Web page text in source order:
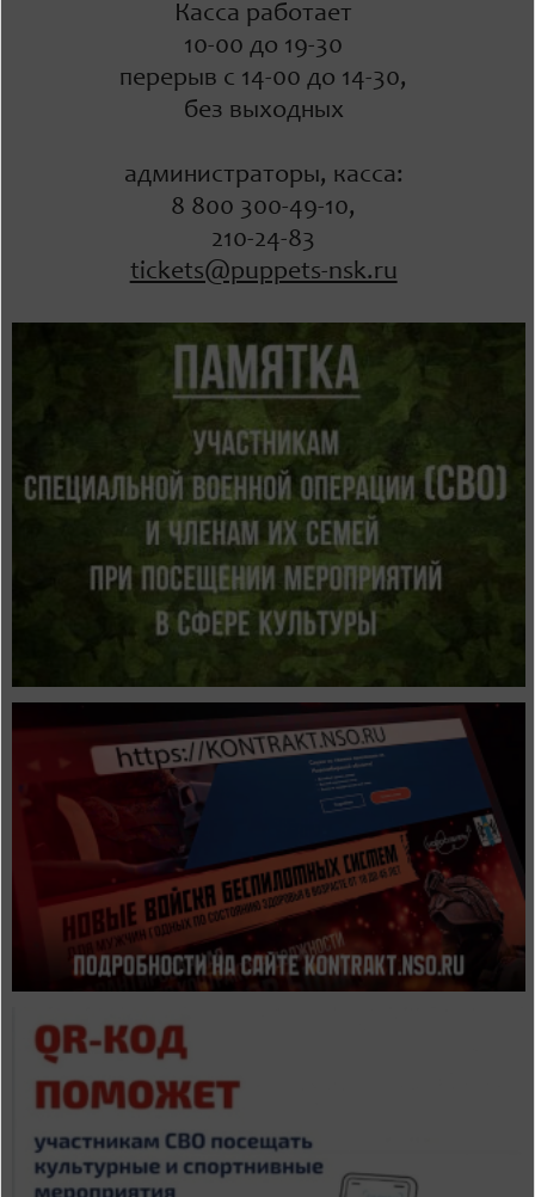
Касса работает
10-00 до 19-30
перерыв с 14-00 до 14-30,
без выходных
администраторы, касса:
8 800 300-49-10,
210-24-83
tickets@puppets-nsk.ru